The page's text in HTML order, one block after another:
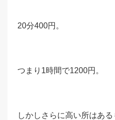
20分400円。
つまり1時間で1200円。
しかしさらに高い所はあ